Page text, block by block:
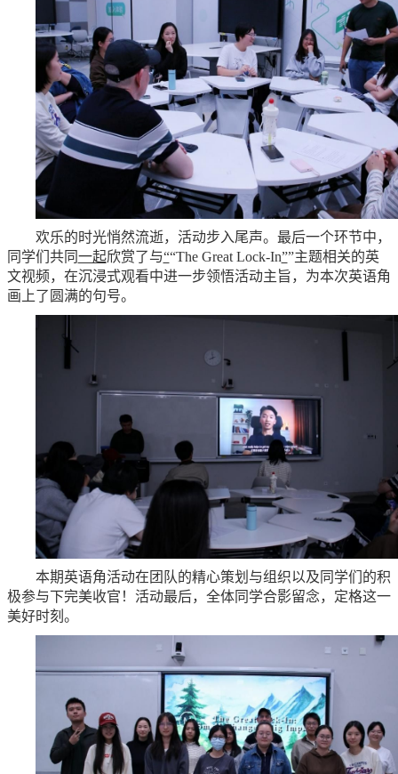
欢乐的时光悄然流逝，活动步入尾声。最后一个环节中，
同学们共同一起欣赏了与““The Great Lock-In””主题相关的英
文视频，在沉浸式观看中进一步领悟活动主旨，为本次英语角
画上了圆满的句号。
本期英语角活动在团队的精心策划与组织以及同学们的积
极参与下完美收官！活动最后，全体同学合影留念，定格这一
美好时刻。